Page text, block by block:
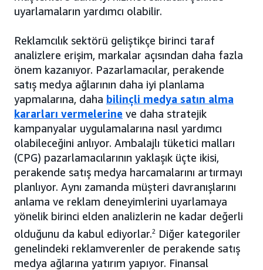
uyarlamaların yardımcı olabilir.
Reklamcılık sektörü geliştikçe birinci taraf
analizlere erişim, markalar açısından daha fazla
önem kazanıyor. Pazarlamacılar, perakende
satış medya ağlarının daha iyi planlama
yapmalarına, daha bilinçli medya satın alma
kararları vermelerine ve daha stratejik
kampanyalar uygulamalarına nasıl yardımcı
olabileceğini anlıyor. Ambalajlı tüketici malları
(CPG) pazarlamacılarının yaklaşık üçte ikisi,
perakende satış medya harcamalarını artırmayı
planlıyor. Aynı zamanda müşteri davranışlarını
anlama ve reklam deneyimlerini uyarlamaya
yönelik birinci elden analizlerin ne kadar değerli
olduğunu da kabul ediyorlar.2
Diğer kategoriler
genelindeki reklamverenler de perakende satış
medya ağlarına yatırım yapıyor. Finansal